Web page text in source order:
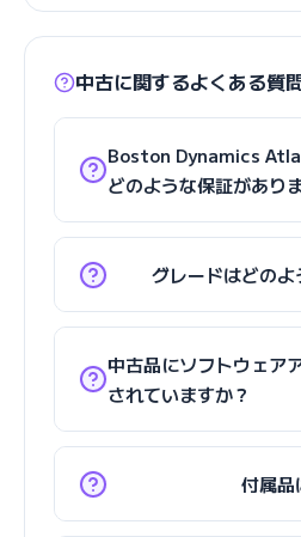
中古に関するよくある質
Boston Dynamics
どのような保証があり
グレードはどのよ
中古品にソフトウェア
されていますか？
付属品